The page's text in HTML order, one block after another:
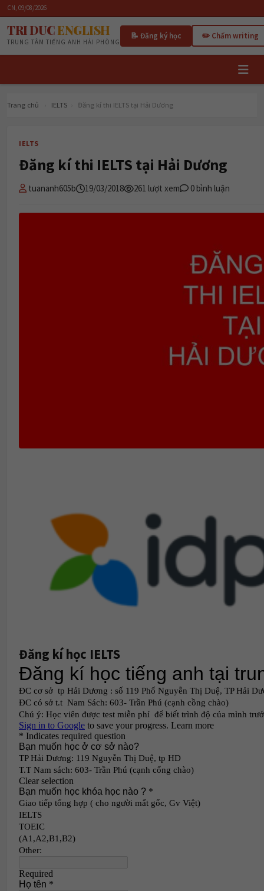
CN, 09/08/2026
TRI DUCENGLISH
TRUNG TÂM TIẾNG ANH HẢI PHÒNG
📝 Đăng ký học ✏️ Chấm writing
Trang chủ IELTS Đăng kí thi IELTS tại Hải Dương
IELTS
Đăng kí thi IELTS tại Hải Dương
tuananh605b 19/03/2018 261 lượt xem 0 bình luận
Đăng kí học IELTS